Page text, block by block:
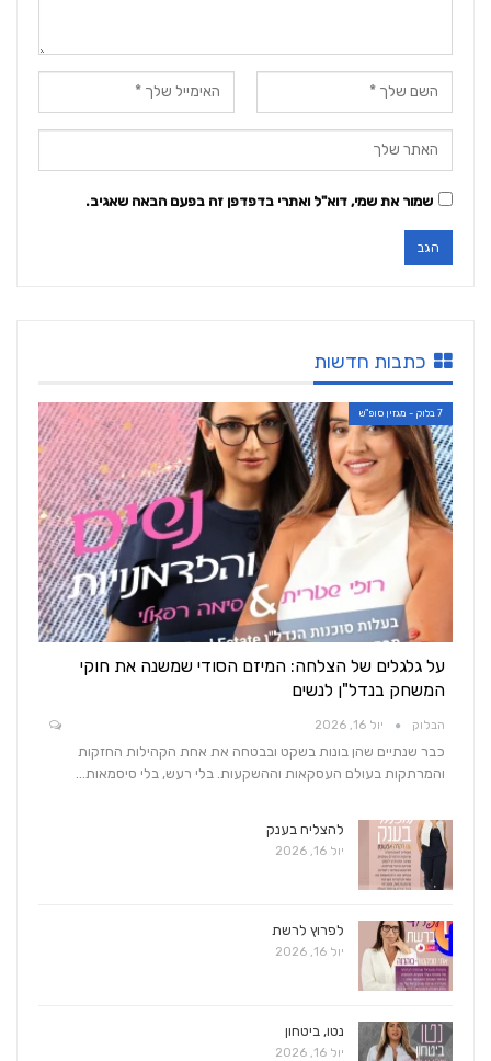
שמור את שמי, דוא"ל ואתרי בדפדפן זה בפעם הבאה שאגיב.
כתבות חדשות
7 בלוק - מגזין סופ"ש
על גלגלים של הצלחה: המיזם הסודי שמשנה את חוקי
המשחק בנדל"ן לנשים
הבלוק יול 16, 2026
כבר שנתיים שהן בונות בשקט ובבטחה את אחת הקהילות החזקות
והמרתקות בעולם העסקאות וההשקעות. בלי רעש, בלי סיסמאות…
להצליח בענק
יול 16, 2026
לפרוץ לרשת
יול 16, 2026
נטו, ביטחון
יול 16, 2026